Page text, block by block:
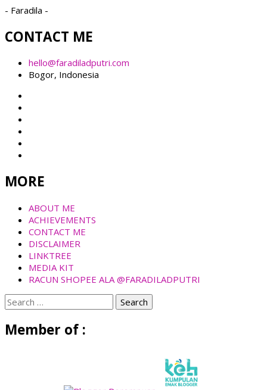
- Faradila -
CONTACT ME
hello@faradiladputri.com
Bogor, Indonesia
MORE
ABOUT ME
ACHIEVEMENTS
CONTACT ME
DISCLAIMER
LINKTREE
MEDIA KIT
RACUN SHOPEE ALA @FARADILADPUTRI
Search
for:
Member of :